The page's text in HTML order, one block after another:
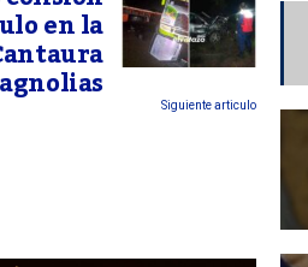
en la
Siguiente articulo